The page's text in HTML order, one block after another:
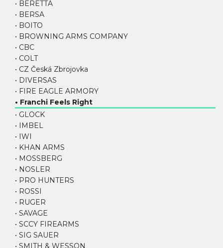
• BERETTA
• BERSA
• BOITO
• BROWNING ARMS COMPANY
• CBC
• COLT
• CZ Česká Zbrojovka
• DIVERSAS
• FIRE EAGLE ARMORY
• Franchi Feels Right
• GLOCK
• IMBEL
• IWI
• KHAN ARMS
• MOSSBERG
• NOSLER
• PRO HUNTERS
• ROSSI
• RUGER
• SAVAGE
• SCCY FIREARMS
• SIG SAUER
• SMITH & WESSON